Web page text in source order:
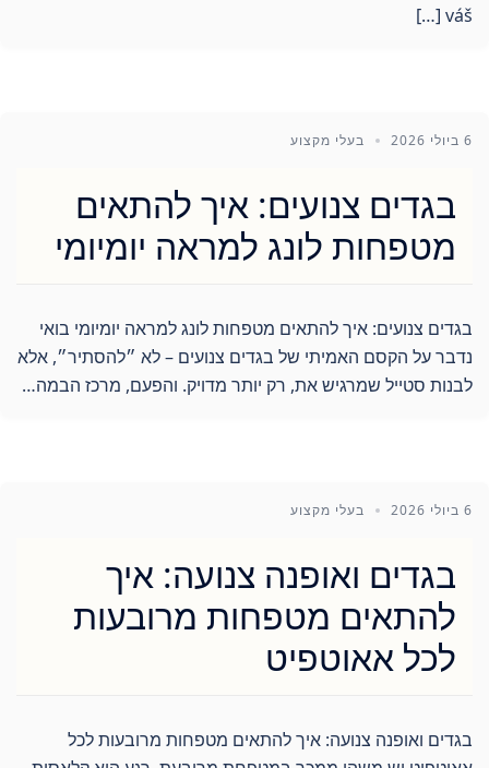
váš […]
6 ביולי 2026 בעלי מקצוע
בגדים צנועים: איך להתאים
מטפחות לונג למראה יומיומי
בגדים צנועים: איך להתאים מטפחות לונג למראה יומיומי בואי
נדבר על הקסם האמיתי של בגדים צנועים – לא ״להסתיר״, אלא
לבנות סטייל שמרגיש את, רק יותר מדויק. והפעם, מרכז הבמה…
6 ביולי 2026 בעלי מקצוע
בגדים ואופנה צנועה: איך
להתאים מטפחות מרובעות
לכל אאוטפיט
בגדים ואופנה צנועה: איך להתאים מטפחות מרובעות לכל